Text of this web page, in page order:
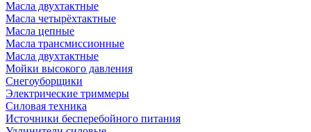
Масла двухтактные
Масла четырёхтактные
Масла цепные
Масла трансмиссионные
Масла двухтактные
Мойки высокого давления
Снегоуборщики
Электрические триммеры
Силовая техника
Источники бесперебойного питания